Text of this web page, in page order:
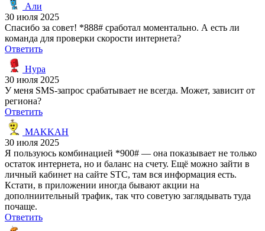
Али
30 июля 2025
Спасибо за совет! *888# сработал моментально. А есть ли
команда для проверки скорости интернета?
Ответить
Нура
30 июля 2025
У меня SMS-запрос срабатывает не всегда. Может, зависит от
региона?
Ответить
MAKKAH
30 июля 2025
Я пользуюсь комбинацией *900# — она показывает не только
остаток интернета, но и баланс на счету. Ещё можно зайти в
личный кабинет на сайте STC, там вся информация есть.
Кстати, в приложении иногда бывают акции на
дополниительный трафик, так что советую заглядывать туда
почаще.
Ответить